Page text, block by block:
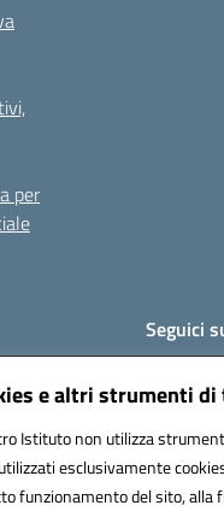
e altri strumenti di
Istituto non utilizza
esclusivamente
funzionamento del sito, alla
per
Seguici